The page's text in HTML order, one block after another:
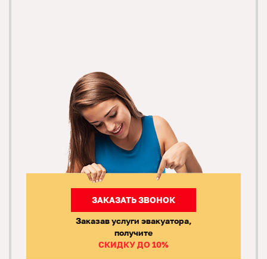
ЗАКАЗАТЬ ЗВОНОК
Заказав услуги эвакуатора,
получите
СКИДКУ ДО 10%